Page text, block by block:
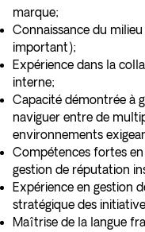
marque;
Connaissance du
important);
Expérience dans la
interne;
Capacité démontrée à
naviguer entre de
environnements
Compétences fortes
gestion de réputation
Expérience en gestion
stratégique des
Maîtrise de la langue